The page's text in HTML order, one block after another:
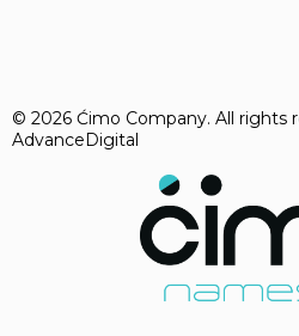
© 2026 Ćimo Company. All rights
AdvanceDigital